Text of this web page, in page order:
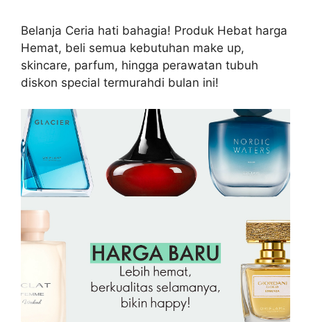
Belanja Ceria hati bahagia! Produk Hebat harga
Hemat, beli semua kebutuhan make up,
skincare, parfum, hingga perawatan tubuh
diskon special termurahdi bulan ini!